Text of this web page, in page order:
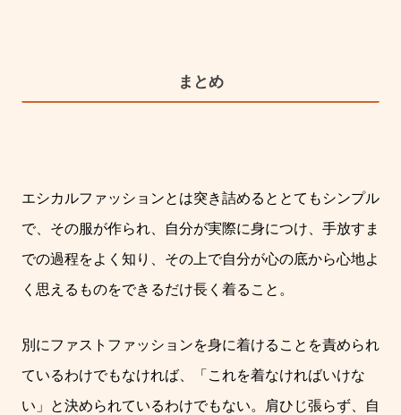
まとめ
エシカルファッションとは突き詰めるととてもシンプル
で、その服が作られ、自分が実際に身につけ、手放すま
での過程をよく知り、その上で自分が心の底から心地よ
く思えるものをできるだけ長く着ること。
別にファストファッションを身に着けることを責められ
ているわけでもなければ、「これを着なければいけな
い」と決められているわけでもない。
肩ひじ張らず、自